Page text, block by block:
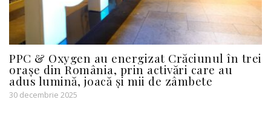
PPC & Oxygen au energizat Crăciunul în trei
orașe din România, prin activări care au
adus lumină, joacă și mii de zâmbete
30 decembrie 2025